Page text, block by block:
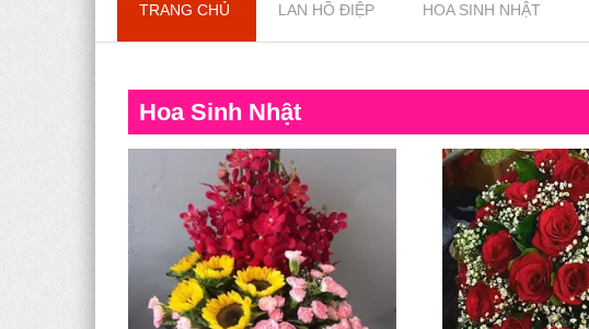
Menu
TRANG CHỦ
LAN HỒ ĐIỆP HOA SINH NHẬT
Hoa Sinh Nhật